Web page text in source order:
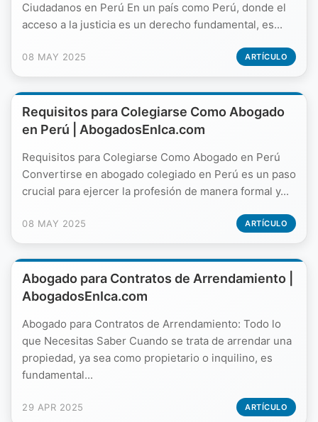
Ciudadanos en Perú En un país como Perú, donde el
acceso a la justicia es un derecho fundamental, es...
08 MAY 2025 ARTÍCULO
Requisitos para Colegiarse Como Abogado
en Perú | AbogadosEnIca.com
Requisitos para Colegiarse Como Abogado en Perú
Convertirse en abogado colegiado en Perú es un paso
crucial para ejercer la profesión de manera formal y...
08 MAY 2025 ARTÍCULO
Abogado para Contratos de Arrendamiento |
AbogadosEnIca.com
Abogado para Contratos de Arrendamiento: Todo lo
que Necesitas Saber Cuando se trata de arrendar una
propiedad, ya sea como propietario o inquilino, es
fundamental...
29 APR 2025 ARTÍCULO